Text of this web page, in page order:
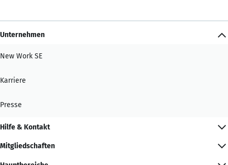
Unternehmen
New Work SE
Karriere
Presse
Hilfe & Kontakt
Mitgliedschaften